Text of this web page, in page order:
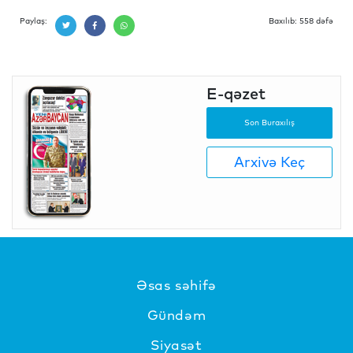
Paylaş: Baxılıb: 558 dəfə
E-qəzet
Son Buraxılış
Arxivə Keç
Əsas səhifə
Gündəm
Siyasət